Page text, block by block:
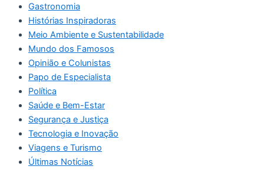
Gastronomia
Histórias Inspiradoras
Meio Ambiente e Sustentabilidade
Mundo dos Famosos
Opinião e Colunistas
Papo de Especialista
Política
Saúde e Bem-Estar
Segurança e Justiça
Tecnologia e Inovação
Viagens e Turismo
Últimas Notícias